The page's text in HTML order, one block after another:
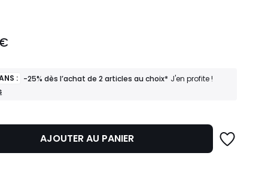
: -25% dès l’achat de 2 articles au choix* J'en profite !
AJOUTER AU PANIER